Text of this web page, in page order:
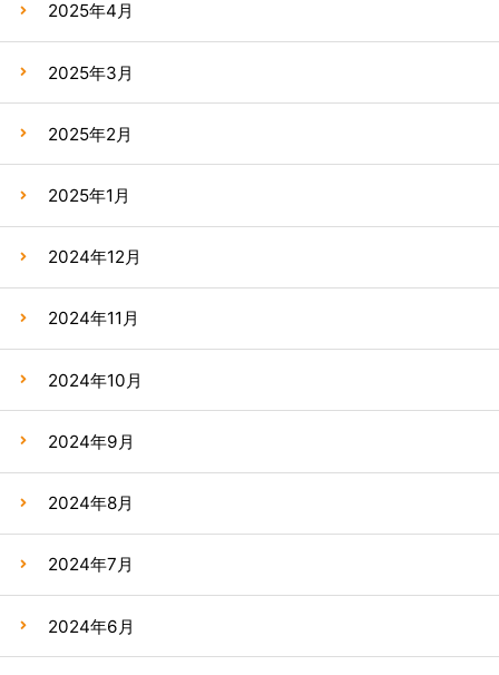
2025年4月
2025年3月
2025年2月
2025年1月
2024年12月
2024年11月
2024年10月
2024年9月
2024年8月
2024年7月
2024年6月